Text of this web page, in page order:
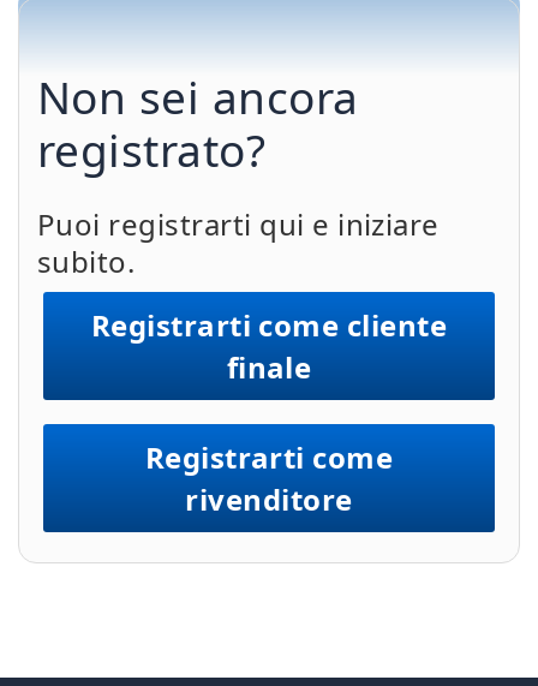
Non sei ancora
registrato?
Puoi registrarti qui e iniziare
subito.
Registrarti come cliente
finale
Registrarti come
rivenditore